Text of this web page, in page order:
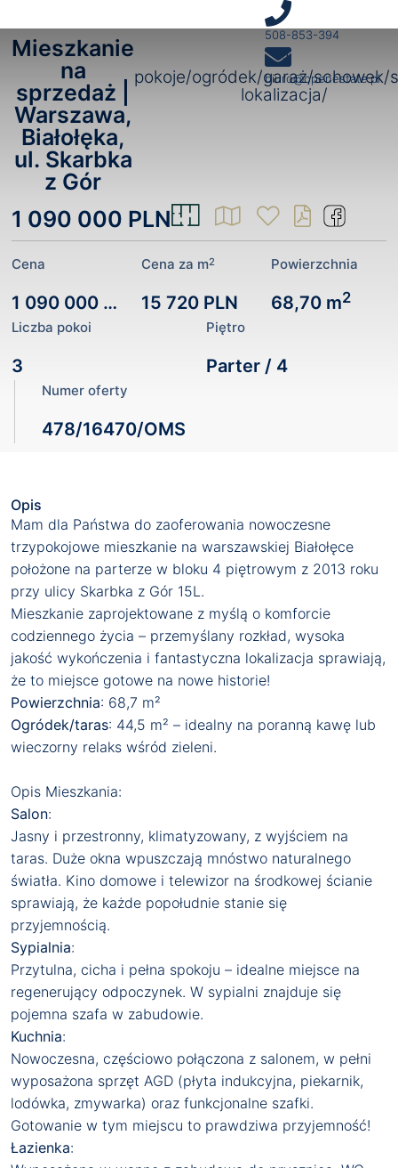
508-853-394
biuro@openestate.pl
Mieszkanie
na
sprzedaż |
Warszawa,
Białołęka,
ul. Skarbka
z Gór
3
pokoje/ogródek/garaż/schowek/
lokalizacja/
1 090 000 PLN
Cena
1 090 000 PLN
Cena za m2
15 720 PLN
Powierzchnia
68,70 m2
Liczba pokoi
3
Piętro
Parter / 4
Numer oferty
478/16470/OMS
Opis
Mam dla Państwa do zaoferowania nowoczesne
trzypokojowe mieszkanie na warszawskiej Białołęce
położone na parterze w bloku 4 piętrowym z 2013 roku
przy ulicy Skarbka z Gór 15L.
Mieszkanie zaprojektowane z myślą o komforcie
codziennego życia – przemyślany rozkład, wysoka
jakość wykończenia i fantastyczna lokalizacja sprawiają,
że to miejsce gotowe na nowe historie!
Powierzchnia: 68,7 m²
Ogródek/taras: 44,5 m² – idealny na poranną kawę lub
wieczorny relaks wśród zieleni.
Opis Mieszkania:
Salon:
Jasny i przestronny, klimatyzowany, z wyjściem na
taras. Duże okna wpuszczają mnóstwo naturalnego
światła. Kino domowe i telewizor na środkowej ścianie
sprawiają, że każde popołudnie stanie się
przyjemnością.
Sypialnia:
Przytulna, cicha i pełna spokoju – idealne miejsce na
regenerujący odpoczynek. W sypialni znajduje się
pojemna szafa w zabudowie.
Kuchnia:
Nowoczesna, częściowo połączona z salonem, w pełni
wyposażona sprzęt AGD (płyta indukcyjna, piekarnik,
lodówka, zmywarka) oraz funkcjonalne szafki.
Gotowanie w tym miejscu to prawdziwa przyjemność!
Łazienka: